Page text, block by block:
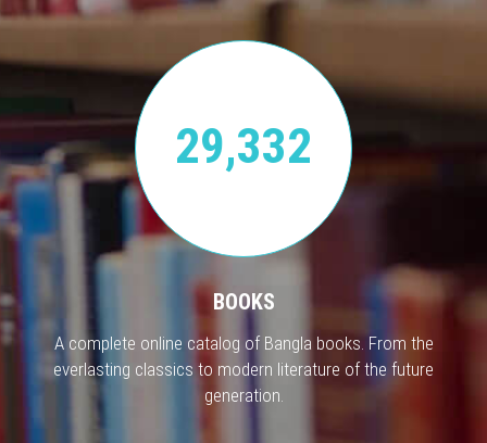
29,332
BOOKS
A complete online catalog of Bangla books. From the
everlasting classics to modern literature of the future
generation.